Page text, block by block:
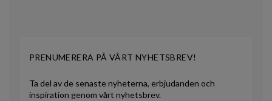
PRENUMERERA PÅ VÅRT NYHETSBREV!
Ta del av de senaste nyheterna, erbjudanden och
inspiration genom vårt nyhetsbrev.